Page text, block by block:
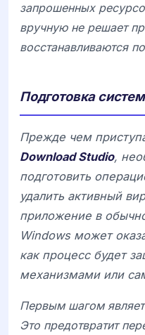
запрошенных
вручную не решает
восстанавливаются
Подготовка
Прежде чем
Download Studio,
подготовить
удалить активный
приложение в
Windows может
как процесс будет
механизмами или
Первым шагом
Это предотвратит